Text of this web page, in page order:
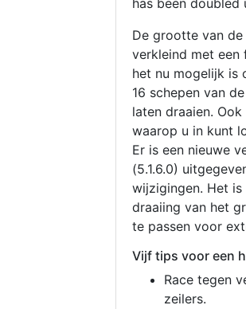
has been doubled
De grootte van
verkleind met
het nu mogelijk is
16 schepen van
laten draaien.
waarop u in kunt
Er is een nieuwe
(5.1.6.0)
wijzigingen. Het
draaiing van het
te passen voor
Vijf tips voor een
Race tegen
zeilers.